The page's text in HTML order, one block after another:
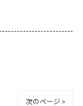
次のページ >